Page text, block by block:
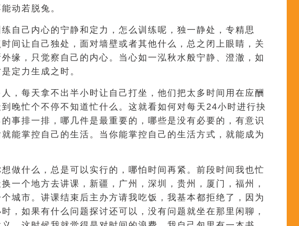
动若脱兔。
自己内心的宁静和定力，怎么训练呢，独一静处，专精思
间让自己独处，面对墙壁或者其他什么，总之闭上眼睛，关
缘，只觉察自己的内心。当心如一泓秋水般宁静、澄澈，如
定力生成之时。
，每天拿不出半小时让自己打坐，他们把太多时间用在应酬
晚忙个不停不知道忙什么。这就看如何对每天24小时进行抉
事排一排，哪几件是最重要的，哪些是没有必要的，有意识
能掌控自己的生活。当你能掌控自己的生活方式，就能成为
做什么，总是可以实行的，哪怕时间再紧。前段时间我也忙
一个地方去讲课，新疆，广州，深圳，贵州，厦门，福州，
城市。讲课结束后主办方请我吃饭，我基本都拒绝了，因为
，如果有什么问题探讨还可以，没有问题就坐在那里闲聊，